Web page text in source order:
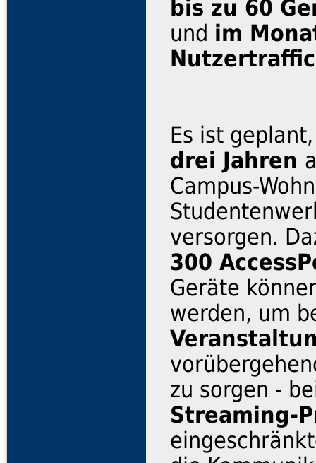
bis zu 60
und im
Nutzertraffic
Es ist
drei Jahren
Campus-
versorgen.
300
Geräte
werden, um
zu sorgen -
Streaming-